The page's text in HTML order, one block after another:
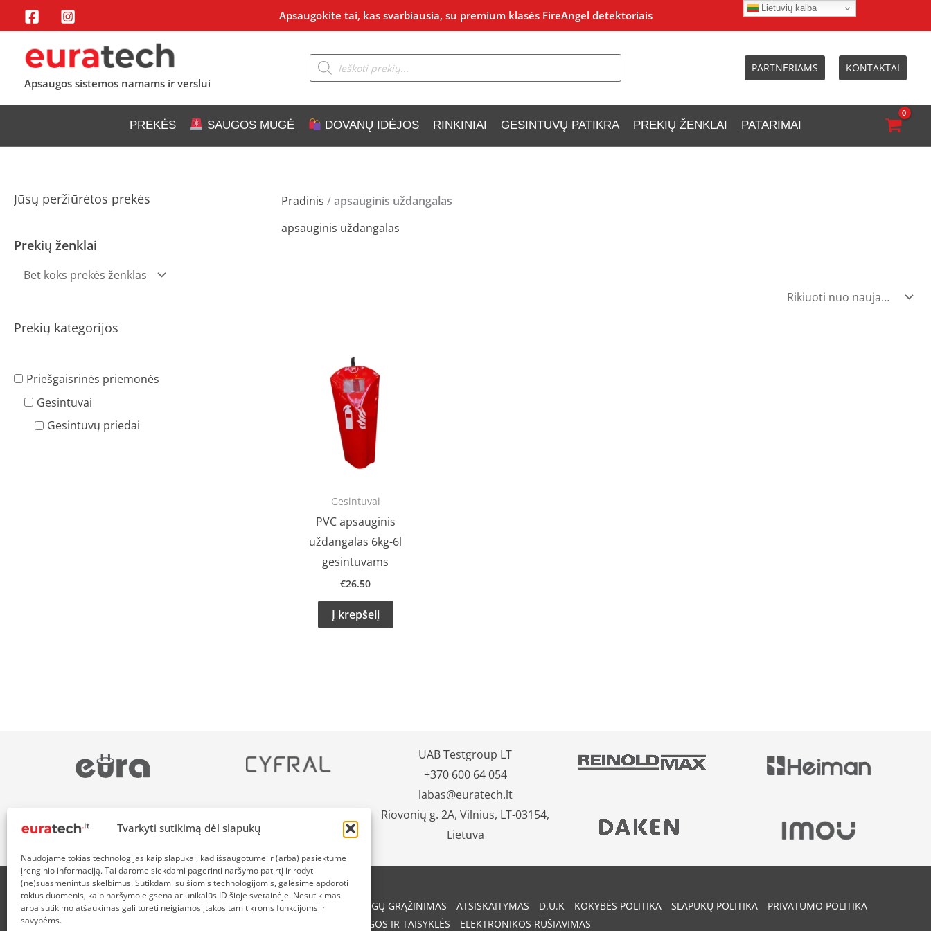
Tvarkyti sutikimą dėl slapukų
Naudojame tokias technologijas kaip slapukai, kad išsaugotume ir (arba) pasiektume
įrenginio informaciją. Tai darome siekdami pagerinti naršymo patirtį ir rodyti
(ne)suasmenintus skelbimus. Sutikdami su šiomis technologijomis, galėsime apdoroti
tokius duomenis, kaip naršymo elgsena ar unikalūs ID šioje svetainėje. Nesutikimas
arba sutikimo atšaukimas gali turėti neigiamos įtakos tam tikroms funkcijoms ir
savybėms.
Pereiti
prie
turinio
Apsaugokite tai, kas svarbiausia, su premium klasės FireAngel detektoriais
Apsaugos sistemos namams ir verslui
Products
search PARTNERIAMS KONTAKTAI
PREKĖS SAUGOS MUGĖ DOVANŲ IDĖJOS RINKINIAI GESINTUVŲ PATIKRA PREKIŲ ŽENKLAI PATARIMAI
Jūsų peržiūrėtos prekės
Prekių ženklai
Prekių kategorijos
Priešgaisrinės priemonės
Gesintuvai
Gesintuvų priedai
Pradinis /apsauginis uždangalas
apsauginis uždangalas
Gesintuvai
PVC apsauginis
uždangalas 6kg-6l
gesintuvams
€26.50
Į krepšelį
UAB Testgroup LT
+370 600 64 054
labas@euratech.lt
Riovonių g. 2A, Vilnius, LT-03154,
Lietuva
APIE MUS NUOLAIDOS HEROJAMS PRISTATYMAS PREKIŲ IR PINIGŲ GRĄŽINIMAS ATSISKAITYMAS D.U.K KOKYBĖS POLITIKA SLAPUKŲ POLITIKA
PRIVATUMO POLITIKA
SĄLYGOS IR TAISYKLĖS
ELEKTRONIKOS RŪŠIAVIMAS
Lietuvių kalba